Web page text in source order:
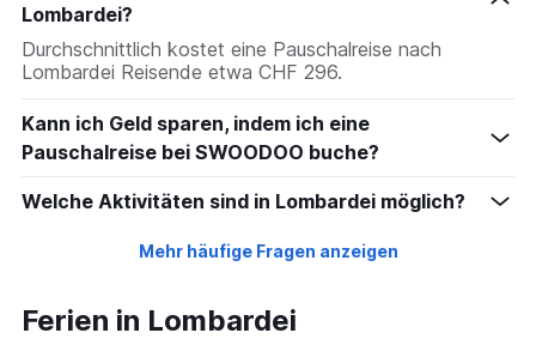
Lombardei?
Durchschnittlich kostet eine Pauschalreise nach
Lombardei Reisende etwa CHF 296.
Kann ich Geld sparen, indem ich eine
Pauschalreise bei SWOODOO buche?
Welche Aktivitäten sind in Lombardei möglich?
Mehr häufige Fragen anzeigen
Ferien in Lombardei